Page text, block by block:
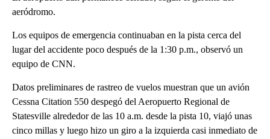
aeródromo.
Los equipos de emergencia continuaban en la pista cerca del
lugar del accidente poco después de la 1:30 p.m., observó un
equipo de CNN.
Datos preliminares de rastreo de vuelos muestran que un avión
Cessna Citation 550 despegó del Aeropuerto Regional de
Statesville alrededor de las 10 a.m. desde la pista 10, viajó unas
cinco millas y luego hizo un giro a la izquierda casi inmediato de